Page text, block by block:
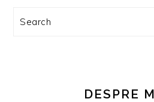
Search
DESPRE